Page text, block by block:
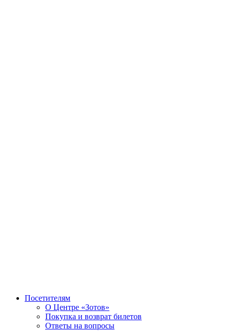
Посетителям
О Центре «Зотов»
Покупка и возврат билетов
Ответы на вопросы